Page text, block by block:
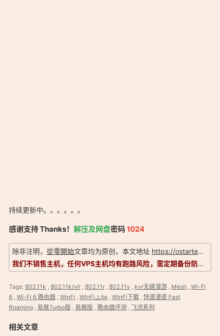
持续更新中。。。。。。
感谢支持 Thanks！ 解压及网盘密码1024
除非注明， 從零開始文章均为原创，本文地址 https://ostarted.com/153
我们不销售主机，任何VPS主机均有跑路风险，需定期备份防止数据丢失。信息以实际为准，评测仅供参考！
Tags: 802.11k 802.11k/v/r, 802.11r, 802.11v kvr无缝漫游, Mesh, Wi-Fi
6, Wi-Fi 6 路由器, WinFi WinFi_Lite, WinFi下载, 快速漫遊 Fast
Roaming, 易展Turbo版 易展版 路由器评测 飞流系列
相关文章